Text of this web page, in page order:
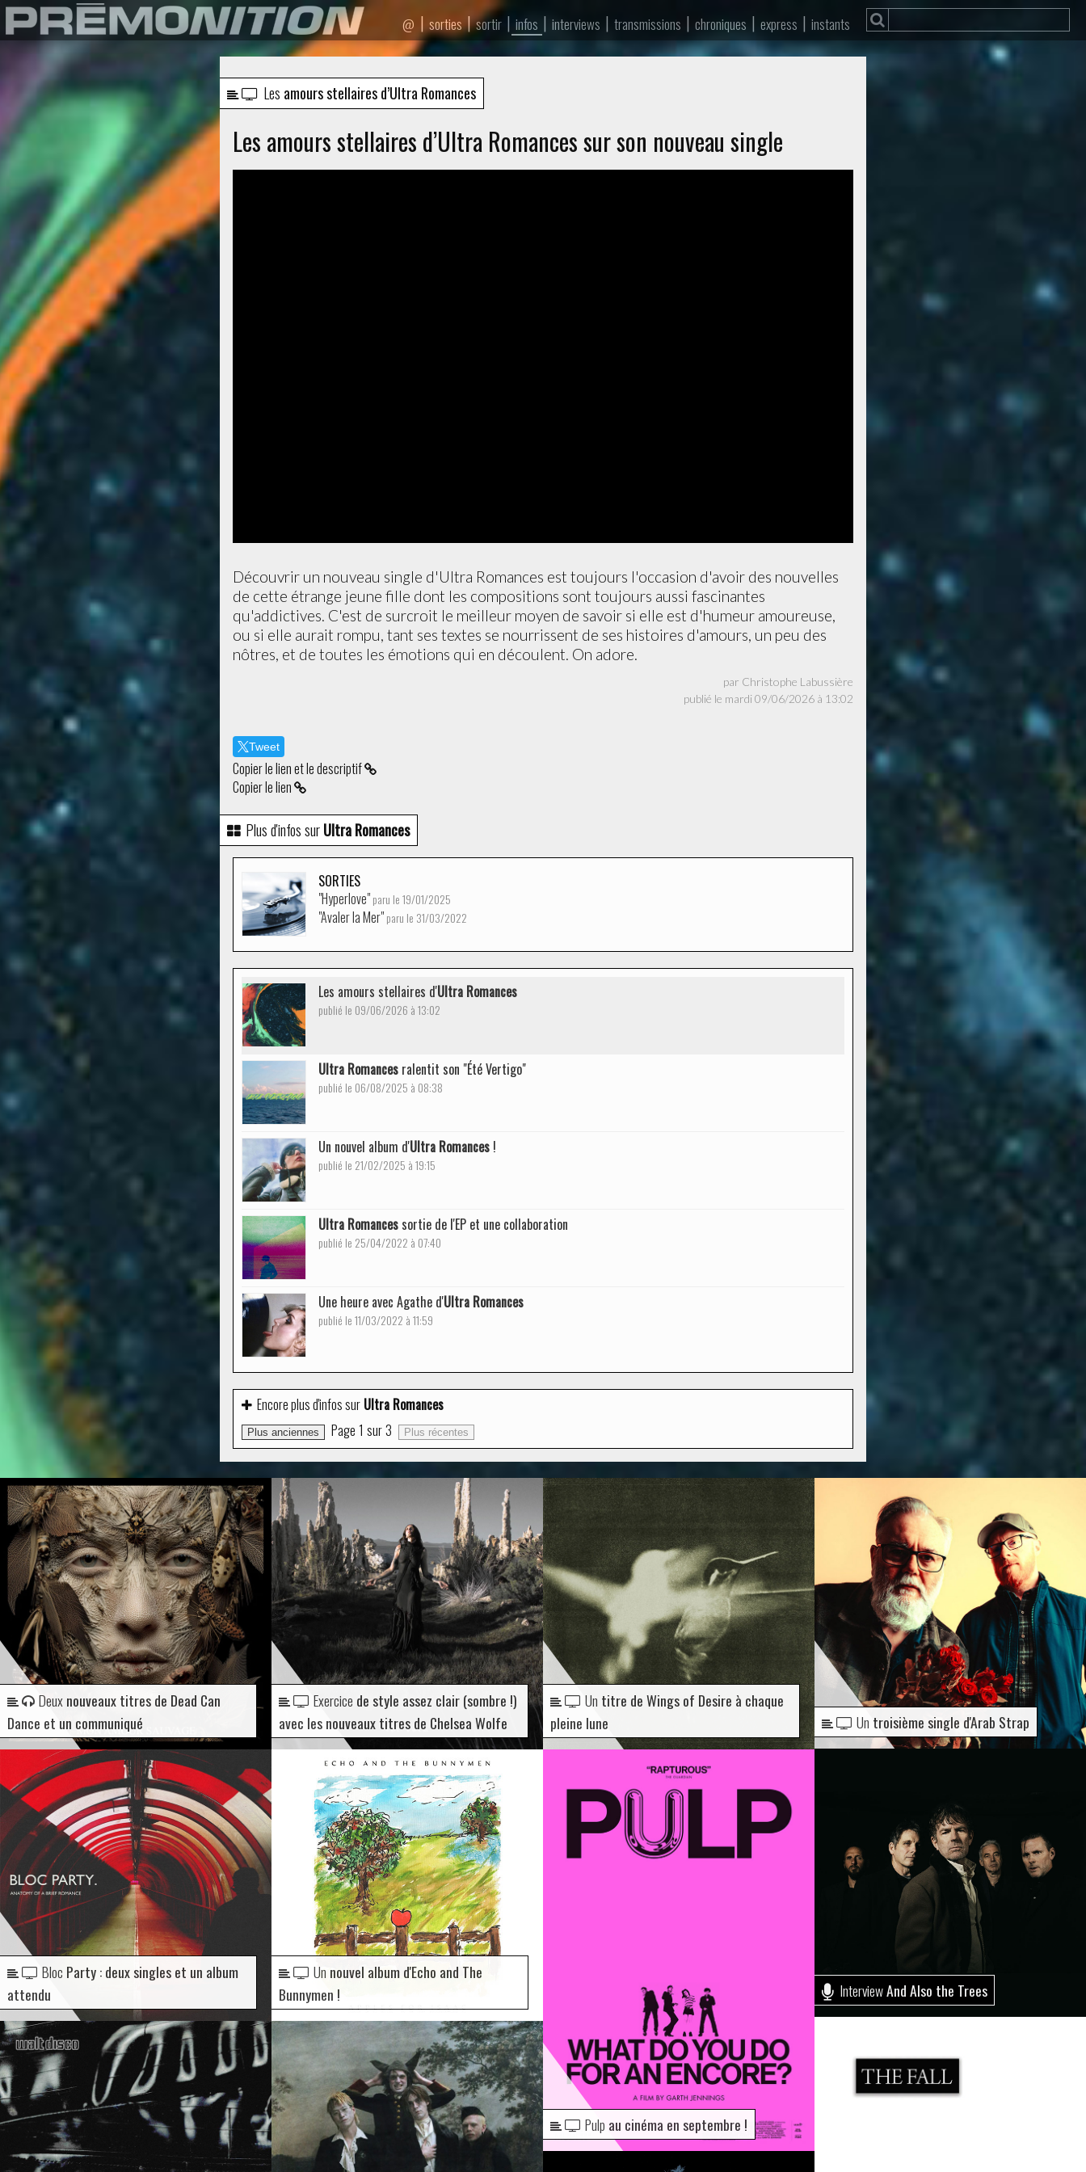
| sorties | sortir | infos | interviews | transmissions | chroniques | express | instants
@
Les amours stellaires d’Ultra Romances
Les amours stellaires d’Ultra Romances sur son nouveau single
Découvrir un nouveau single d'Ultra Romances est toujours l'occasion d'avoir des nouvelles
de cette étrange jeune fille dont les compositions sont toujours aussi fascinantes
qu'addictives. C'est de surcroit le meilleur moyen de savoir si elle est d'humeur amoureuse,
ou si elle aurait rompu, tant ses textes se nourrissent de ses histoires d'amours, un peu des
nôtres, et de toutes les émotions qui en découlent. On adore.
par Christophe Labussière
publié le mardi 09/06/2026 à 13:02
Tweet
Copier le lien et le descriptif
Copier le lien
Plus d'infos surUltra Romances
SORTIES
"Hyperlove"paru le 19/01/2025
"Avaler la Mer"paru le 31/03/2022
Les amours stellaires d'Ultra Romances
publié le 09/06/2026 à 13:02
Ultra Romances ralentit son "Été Vertigo"
publié le 06/08/2025 à 08:38
Un nouvel album d'Ultra Romances !
publié le 21/02/2025 à 19:15
Ultra Romances sortie de l'EP et une collaboration
publié le 25/04/2022 à 07:40
Une heure avec Agathe d'Ultra Romances
publié le 11/03/2022 à 11:59
Encore plus d'infos sur Ultra Romances
Plus anciennes Page 1 sur3 Plus récentes
Deuxnouveaux titres de Dead Can
Dance et un communiqué
Exercice de style assez clair (sombre !)
avec les nouveaux titres de Chelsea Wolfe
Un titre de Wings of Desire à chaque
pleine lune
Un troisième single d'Arab Strap
InterviewAnd Also the Trees
Bloc Party : deux singles et un album
attendu
Un nouvel album d'Echo and The
Bunnymen !
Pulp au cinéma en septembre !